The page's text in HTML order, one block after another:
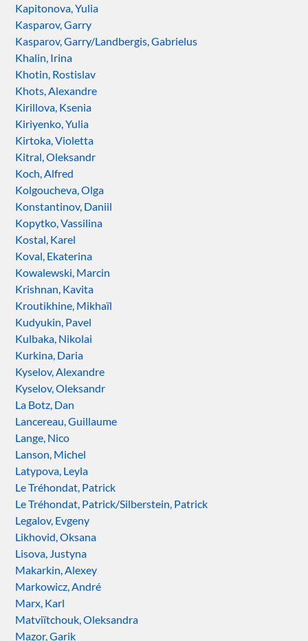
Kapitonova, Yulia
Kasparov, Garry
Kasparov, Garry/Landbergis, Gabrielus
Khalin, Irina
Khotin, Rostislav
Khots, Alexandre
Kirillova, Ksenia
Kiriyenko, Yulia
Kirtoka, Violetta
Kitral, Oleksandr
Koch, Alfred
Kolgoucheva, Olga
Konstantinov, Daniil
Kopytko, Vassilina
Kostal, Karel
Koval, Ekaterina
Kowalewski, Marcin
Krishnan, Kavita
Kroutikhine, Mikhaïl
Kudyukin, Pavel
Kulbaka, Nikolai
Kurkina, Daria
Kyselov, Alexandre
Kyselov, Oleksandr
La Botz, Dan
Lancereau, Guillaume
Lange, Nico
Lanson, Michel
Latypova, Leyla
Le Tréhondat, Patrick
Le Tréhondat, Patrick/Silberstein, Patrick
Legalov, Evgeny
Likhovid, Oksana
Lisova, Justyna
Makarkin, Alexey
Markowicz, André
Marx, Karl
Matviïtchouk, Oleksandra
Mazor, Garik